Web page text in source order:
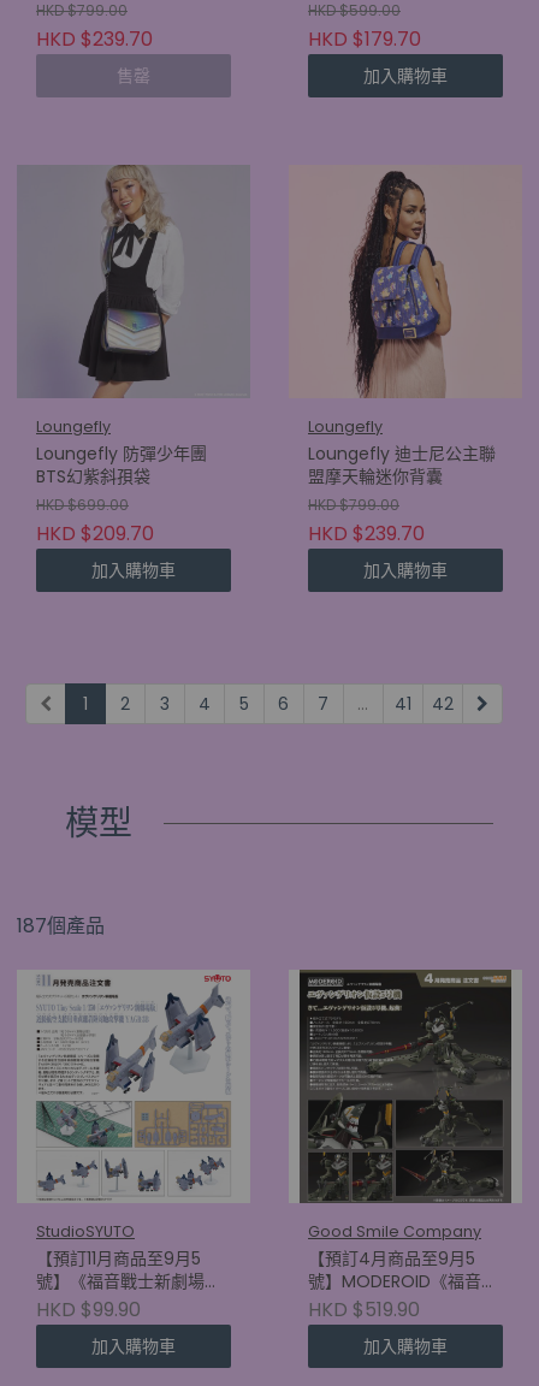
HKD $799.00
HKD $239.70
售罄
HKD $599.00
HKD $179.70
加入購物車
Loungefly
Loungefly 防彈少年團
BTS幻紫斜孭袋
HKD $699.00
HKD $209.70
加入購物車
Loungefly
Loungefly 迪士尼公主聯
盟摩天輪迷你背囊
HKD $799.00
HKD $239.70
加入購物車
1 2 3 4 5 6 7 ... 41 42
模型
187個產品
StudioSYUTO
【預訂11月商品至9月5
號】《福音戰士新劇場
版》SYUTO Tiny Scale
1/350 近距航空支援用垂
直起降對地攻擊機 YAGR-
3B (4580620730717)
HKD $99.90
加入購物車
Good Smile Company
【預訂4月商品至9月5
號】MODEROID《福音戰
士新劇場版》福音戰士臨
時5號機
(4570232590687)
HKD $519.90
加入購物車